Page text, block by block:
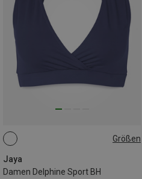
Größen
Jaya
Damen Delphine Sport BH
S